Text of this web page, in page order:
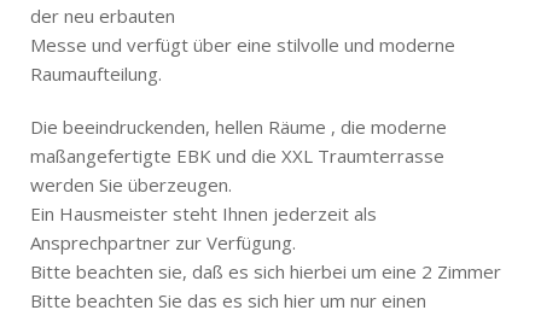
der neu erbauten
Messe und verfügt über eine stilvolle und moderne
Raumaufteilung.
Die beeindruckenden, hellen Räume , die moderne
maßangefertigte EBK und die XXL Traumterrasse
werden Sie überzeugen.
Ein Hausmeister steht Ihnen jederzeit als
Ansprechpartner zur Verfügung.
Bitte beachten sie, daß es sich hierbei um eine 2 Zimmer
Bitte beachten Sie das es sich hier um nur einen